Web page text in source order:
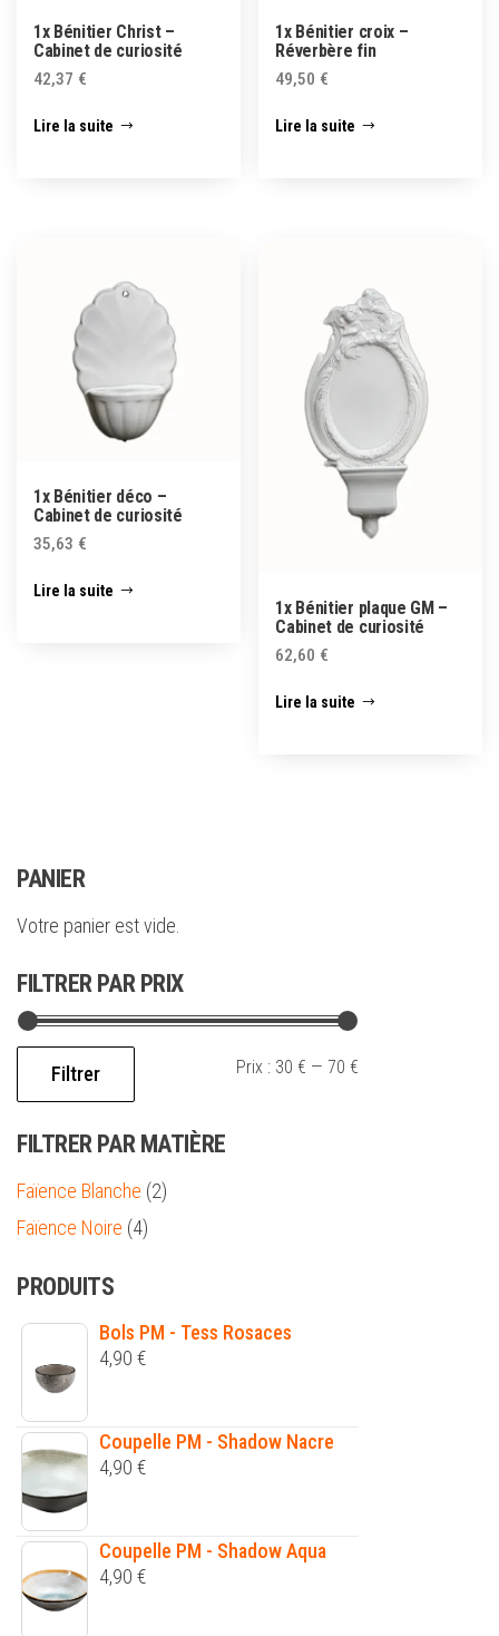
1x Bénitier Christ –
Cabinet de curiosité
42,37 €
Lire la suite
1x Bénitier croix –
Réverbère fin
49,50 €
Lire la suite
1x Bénitier déco –
Cabinet de curiosité
35,63 €
Lire la suite
1x Bénitier plaque GM –
Cabinet de curiosité
62,60 €
Lire la suite
PANIER
Votre panier est vide.
FILTRER PAR PRIX
Filtrer Prix : 30 € — 70 €
FILTRER PAR MATIÈRE
Faïence Blanche (2)
Faïence Noire (4)
PRODUITS
Bols PM - Tess Rosaces
4,90 €
Coupelle PM - Shadow Nacre
4,90 €
Coupelle PM - Shadow Aqua
4,90 €